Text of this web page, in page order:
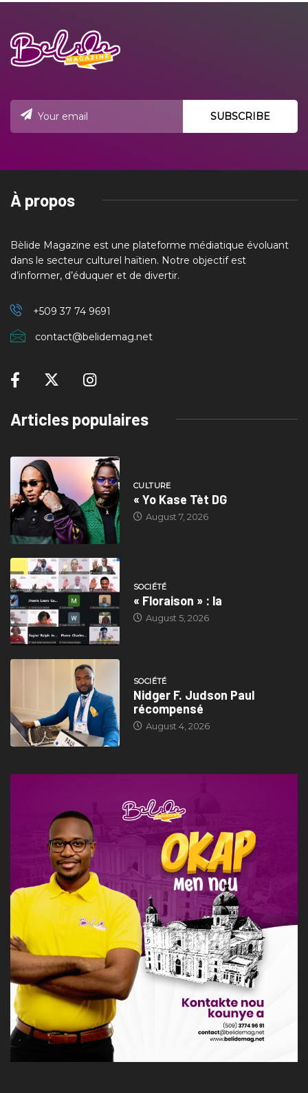
À propos
Bèlide Magazine est une plateforme médiatique évoluant
dans le secteur culturel haïtien. Notre objectif est
d’informer, d’éduquer et de divertir.
+509 37 74 9691
contact@belidemag.net
Articles populaires
CULTURE
« Yo Kase Tèt DG
August 7, 2026
SOCIÉTÉ
« Floraison » : la
August 5, 2026
SOCIÉTÉ
Nidger F. Judson Paul
récompensé
August 4, 2026